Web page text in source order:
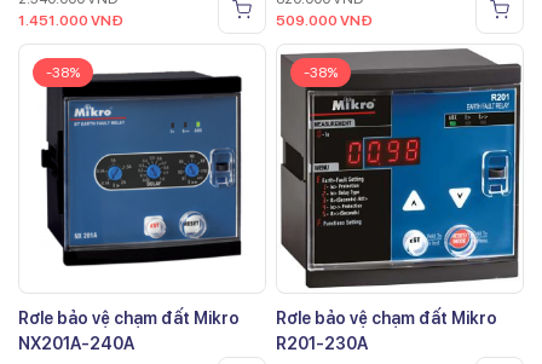
1.451.000 VNĐ
509.000 VNĐ
-38%
Rơle bảo vệ chạm đất Mikro
NX201A-240A
-38%
Rơle bảo vệ chạm đất Mikro
R201-230A